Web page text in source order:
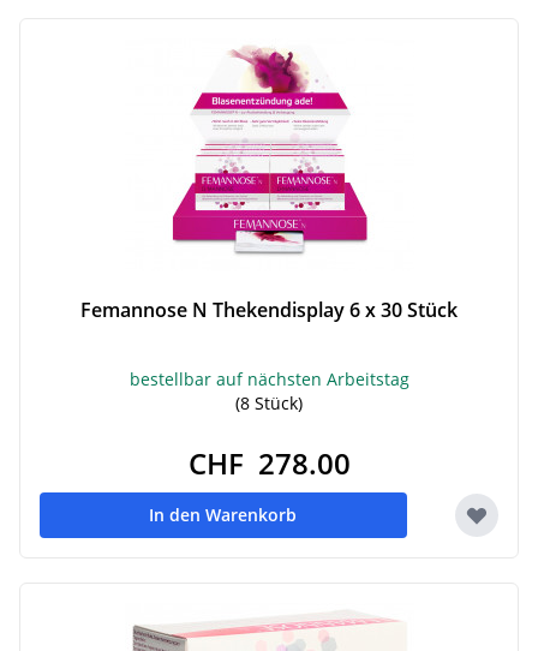
Femannose N Thekendisplay 6 x 30 Stück
bestellbar auf nächsten Arbeitstag
(8 Stück)
CHF 278.00
In den Warenkorb